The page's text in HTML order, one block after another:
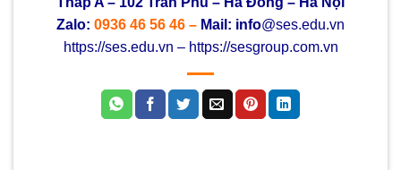
Zalo: 0936 46 56 46 – Mail: info@ses.edu.vn
https://ses.edu.vn – https://sesgroup.com.vn